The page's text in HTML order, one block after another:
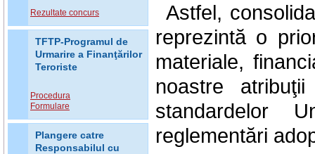
Rezultate concurs
TFTP-Programul de
Urmarire a Finanţărilor
Teroriste
Procedura
Formulare
Plangere catre
Responsabilul cu
Astfel,
reprezintă o
materiale,
noastre
standardelor
reglementări